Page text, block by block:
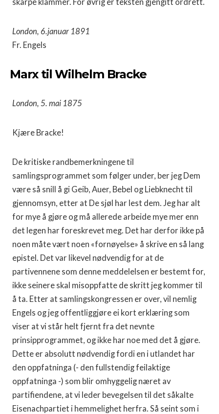
skarpe klammer. For øvrig er teksten gjengitt ordrett.
London, 6.januar 1891
Fr. Engels
Marx til Wilhelm Bracke
London, 5. mai 1875
Kjære Bracke!
De kritiske randbemerkningene til
samlingsprogrammet som følger under, ber jeg Dem
være så snill å gi Geib, Auer, Bebel og Liebknecht til
gjennomsyn, etter at De sjøl har lest dem. Jeg har alt
for mye å gjøre og må allerede arbeide mye mer enn
det legen har foreskrevet meg. Det har derfor ikke på
noen måte vært noen «fornøyelse» å skrive en så lang
epistel. Det var likevel nødvendig for at de
partivennene som denne meddelelsen er bestemt for,
ikke seinere skal misoppfatte de skritt jeg kommer til
å ta. Etter at samlingskongressen er over, vil nemlig
Engels og jeg offentliggjøre ei kort erklæring som
viser at vi står helt fjernt fra det nevnte
prinsipprogrammet, og ikke har noe med det å gjøre.
Dette er absolutt nødvendig fordi en i utlandet har
den oppfatninga (- den fullstendig feilaktige
oppfatninga -) som blir omhyggelig næret av
partifiendene, at vi leder bevegelsen til det såkalte
Eisenachpartiet i hemmelighet herfra. Så seint som i